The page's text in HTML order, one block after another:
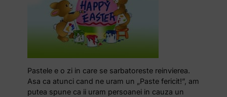
Pastele e o zi in care se sarbatoreste reinvierea.
Asa ca atunci cand ne uram un „Paste fericit!”, am
putea spune ca ii uram persoanei in cauza un